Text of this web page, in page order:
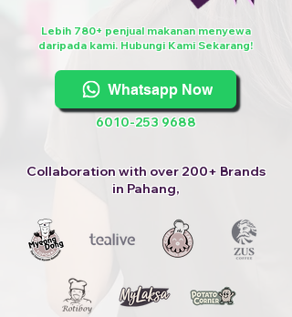
Lebih 780+ penjual makanan menyewa
daripada kami. Hubungi Kami Sekarang!
Whatsapp Now
6010-253 9688
Collaboration with over 200+ Brands
in Pahang,